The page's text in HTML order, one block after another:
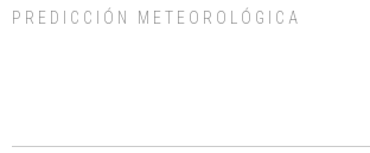
días, ella incluida...
PREDICCIÓN METEOROLÓGICA